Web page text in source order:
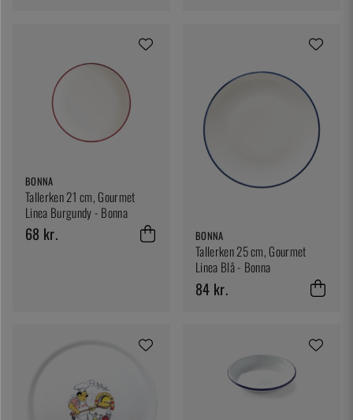
BONNA
Tallerken 21 cm, Gourmet
Linea Burgundy - Bonna
68 kr. BONNA
Tallerken 25 cm, Gourmet
Linea Blå - Bonna
84 kr.